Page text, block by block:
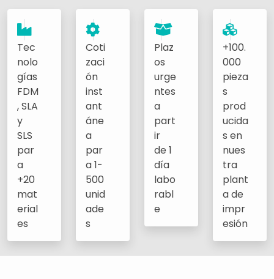
Tec
nolo
gías
FDM
, SLA
y
SLS
par
a
+20
mat
erial
es
Coti
zaci
ón
inst
ant
áne
a
par
a 1-
500
unid
ade
s
Plaz
os
urge
ntes
a
part
ir
de 1
día
labo
rabl
e
+100.
000
pieza
s
prod
ucida
s en
nues
tra
plant
a de
impr
esión